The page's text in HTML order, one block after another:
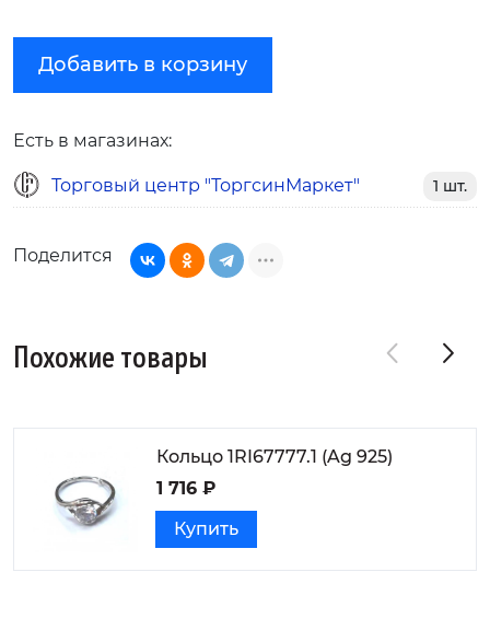
Добавить в корзину
Есть в магазинах:
Торговый центр "ТоргсинМаркет" 1 шт.
Поделится
Похожие товары
Кольцо 1RI67777.1 (Ag 925)
1 716 ₽
Купить